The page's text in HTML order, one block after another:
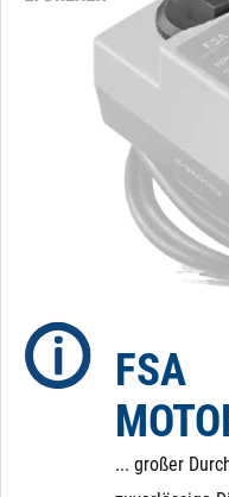
FSA
... großer